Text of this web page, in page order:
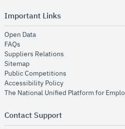
Important Links
Open Dataopens in new window
FAQs
Suppliers Relations
Sitemapopens in new window
Public Competitions
Accessibility Policyopens in new window
The National Unified Platform for
Contact Support